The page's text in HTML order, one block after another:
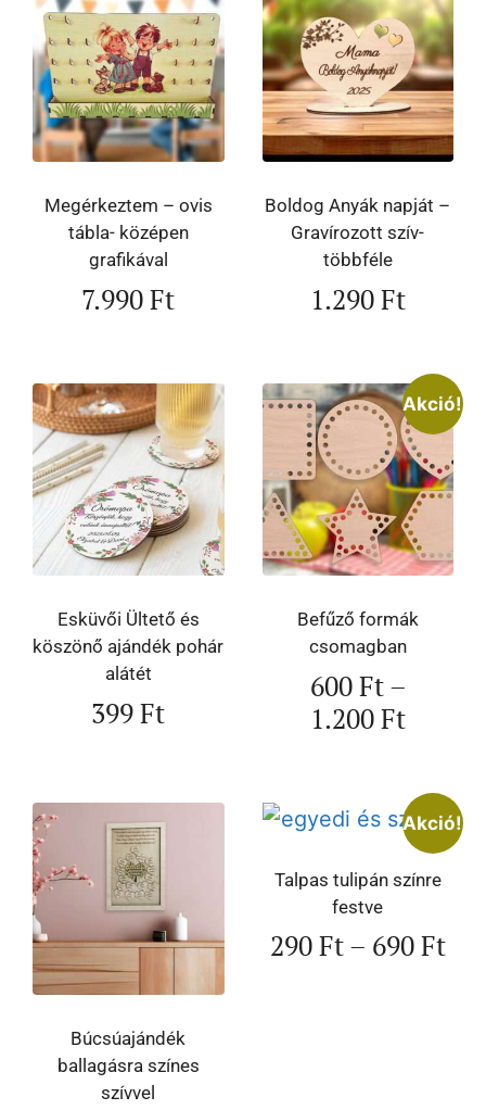
Megérkeztem – ovis
tábla- középen
grafikával
7.990Ft
Boldog Anyák napját –
Gravírozott szív-
többféle
1.290Ft
Esküvői Ültető és
köszönő ajándék pohár
alátét
399Ft
Akció!
Befűző formák
csomagban
600Ft–
1.200Ft
Búcsúajándék
ballagásra színes
szívvel
Akció!
Talpas tulipán színre
festve
290Ft– 690Ft